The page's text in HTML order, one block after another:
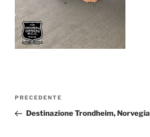
Navigazione
Articolo
precedente:
PRECEDENTE
Destinazione Trondheim, Norvegia